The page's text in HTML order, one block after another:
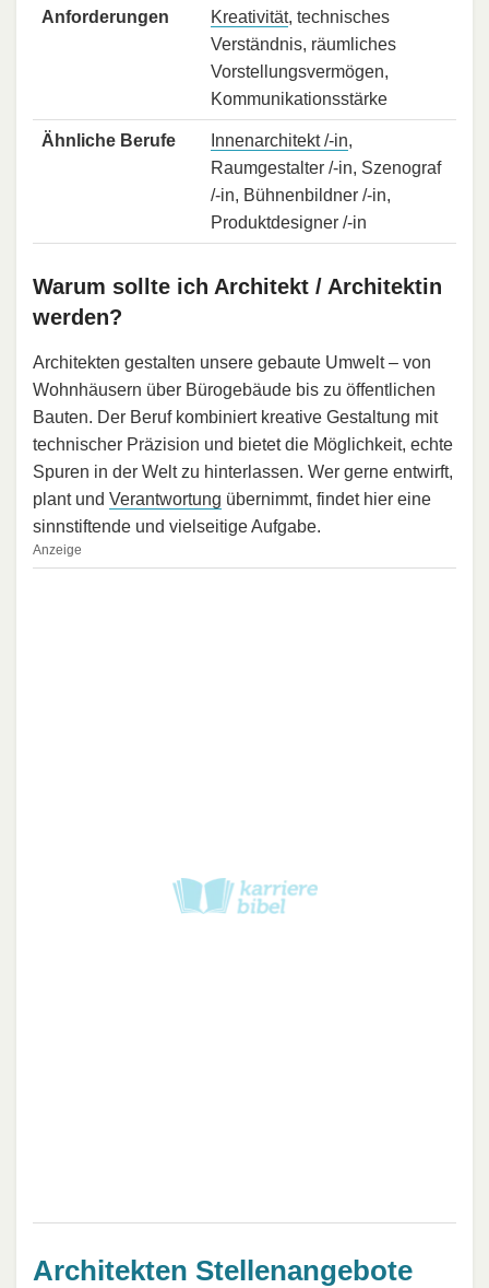
Anforderungen Kreativität, technisches
Verständnis, räumliches
Vorstellungsvermögen,
Kommunikationsstärke
Ähnliche Berufe Innenarchitekt /-in,
Raumgestalter /-in, Szenograf
/-in, Bühnenbildner /-in,
Produktdesigner /-in
Warum sollte ich Architekt / Architektin
werden?
Architekten gestalten unsere gebaute Umwelt – von
Wohnhäusern über Bürogebäude bis zu öffentlichen
Bauten. Der Beruf kombiniert kreative Gestaltung mit
technischer Präzision und bietet die Möglichkeit, echte
Spuren in der Welt zu hinterlassen. Wer gerne entwirft,
plant und Verantwortung übernimmt, findet hier eine
sinnstiftende und vielseitige Aufgabe.
Anzeige
Architekten Stellenangebote